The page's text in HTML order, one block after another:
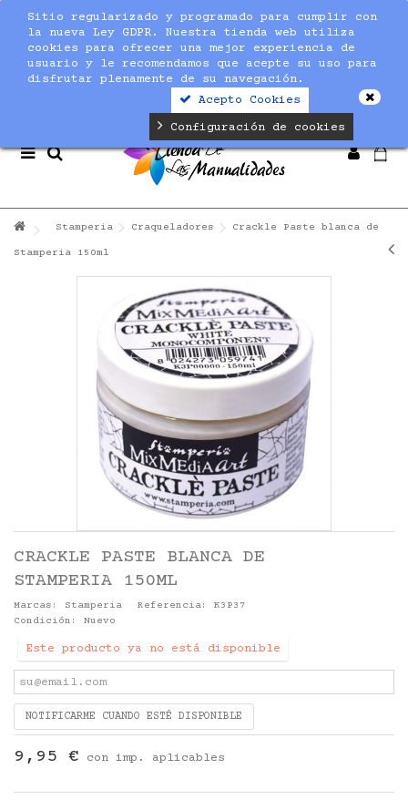
Notice : Undefined index: max_amount in
/home/nuevaltm/public_html/modules/sequracheckout/lib/
on line19
Sitio regularizado y programado para cumplir con
la nueva Ley GDPR. Nuestra tienda web utiliza
cookies para ofrecer una mejor experiencia de
usuario y le recomendamos que acepte su uso para
disfrutar plenamente de su navegación.
Acepto Cookies
Configuración de cookies
Stamperia Craqueladores Crackle Paste blanca de
Stamperia 150ml
CRACKLE PASTE BLANCA DE
STAMPERIA 150ML
Marcas: Stamperia Referencia:
K3P37
Condición:
Nuevo
Este producto ya no está disponible
NOTIFICARME CUANDO ESTÉ DISPONIBLE
9,95 € con imp. aplicables